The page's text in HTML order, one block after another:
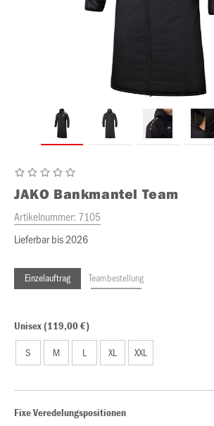
JAKO Bankmantel Team
Artikelnummer: 7105
Lieferbar bis 2026
Einzelauftrag Teambestellung
Unisex (119,00 €)
S M L XL XXL
Fixe Veredelungspositionen